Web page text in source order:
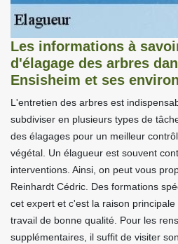
Les informations à
d'élagage des arbres
Ensisheim et ses
L'entretien des arbres est
subdiviser en plusieurs types de
des élagages pour un meilleur
végétal. Un élagueur est souvent
interventions. Ainsi, on peut vous
Reinhardt Cédric. Des formations
cet expert et c'est la raison
travail de bonne qualité. Pour les
supplémentaires, il suffit de visiter